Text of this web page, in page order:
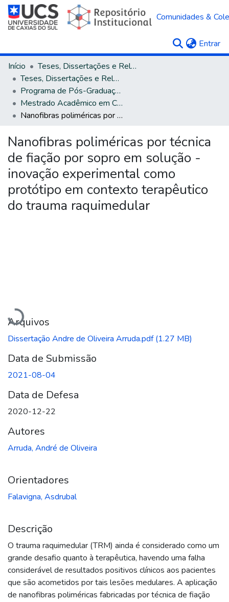
Comunidades &
Entrar
Início
Teses, Dissertações e Relatórios
Teses, Dissertações e Relatórios defendidos na UCS
Programa de Pós-Graduação em Ciências da Saúde
Mestrado Acadêmico em Ciências da Saúde
Nanofibras poliméricas por técnica de fiação por sopro em solução - inovação experimental como protótipo em contexto terapêutico do trauma raquimedular
Nanofibras poliméricas por técnica
de fiação por sopro em solução -
inovação experimental como
protótipo em contexto terapêutico
do trauma raquimedular
Carregando...
Arquivos
Dissertação Andre de Oliveira Arruda.pdf(1.27 MB)
Data de Submissão
2021-08-04
Data de Defesa
2020-12-22
Autores
Arruda, André de Oliveira
Orientadores
Falavigna, Asdrubal
Descrição
O trauma raquimedular (TRM) ainda é considerado como um
grande desafio quanto à terapêutica, havendo uma falha
considerável de resultados positivos clínicos aos pacientes
que são acometidos por tais lesões medulares. A aplicação
de nanofibras poliméricas fabricadas por técnica de fiação